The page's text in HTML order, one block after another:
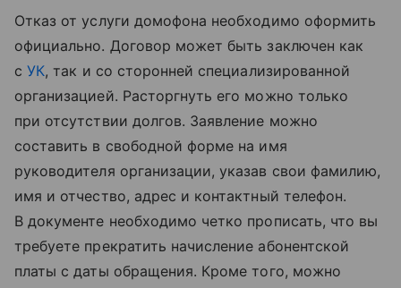
Отказ от услуги домофона необходимо оформить
официально. Договор может быть заключен как
сУК, так и со сторонней специализированной
организацией. Расторгнуть его можно только
при отсутствии долгов. Заявление можно
составить в свободной форме на имя
руководителя организации, указав свои фамилию,
имя и отчество, адрес и контактный телефон.
В документе необходимо четко прописать, что вы
требуете прекратить начисление абонентской
платы с даты обращения. Кроме того, можно